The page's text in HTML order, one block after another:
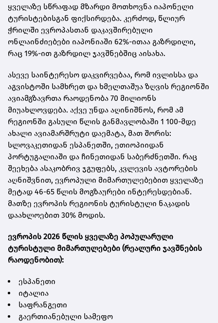
ყველაზე სწრაფად მზარდი მოთხოვნა იაპონელი
ტურისტებისგან ფიქსირდება. კერძოდ, წლიურ
ჭრილში ევროპასთან დაკავშირებული
ონლაინძიებები იაპონიაში 62%-ითაა გაზრდილი,
რაც 19%-ით გაზრდილ ჯავშნებშიც აისახა.
ასევე საინტერესო დაკვირვებაა, რომ ივლისსა და
აგვისტოში სამხრეთ და ხმელთაშუა ზღვის რეგიონში
ავიამგზავრთა რაოდენობა 70 მილიონს
მიუახლოვდება. აქვე უნდა აღინიშნოს, რომ ამ
რეგიონში გასული წლის განმავლობაში 1 100-მდე
ახალი ავიამარშრუტი დაემატა, მათ შორის:
სლოვაკეთიდან ესპანეთში, ეთიოპიიდან
პორტუგალიაში და ჩინეთიდან საბერძნეთში. რაც
შეეხება ასაკობრივ ჯგუფებს, კვლევის ავტორების
აღნიშვნით, ევროპული მიმართულებებით ყველაზე
მეტად 46-65 წლის მოგზაურები ინტერესდებიან.
მათზე ევროპის რეგიონის ტურისტული ნაკადის
დაახლოებით 30% მოდის.
ევროპის 2026 წლის ყველაზე პოპულარული
ტურისტული მიმართულებები (რეალური ჯავშნების
რაოდენობით):
ესპანეთი
იტალია
საფრანგეთი
გაერთიანებული სამეფო